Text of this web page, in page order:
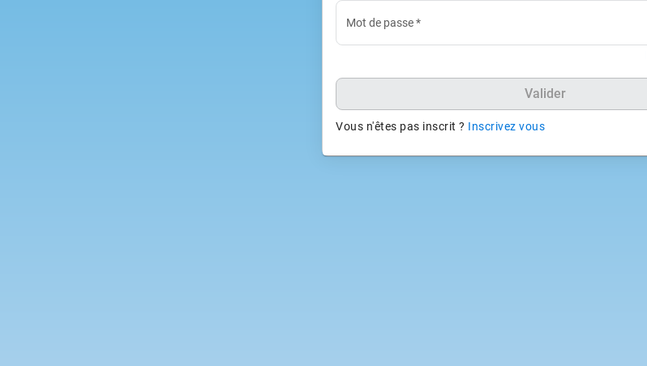
Mot de passe*
Valider
Vous n'êtes pas inscrit ? Inscrivez vous